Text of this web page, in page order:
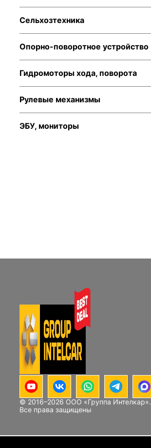
Сельхозтехника
Опорно-поворотное устройство
Гидромоторы хода, поворота
Рулевые механизмы
ЭБУ, мониторы
© 2016–2026 ООО «Группа Интелкар».
Все права защищены